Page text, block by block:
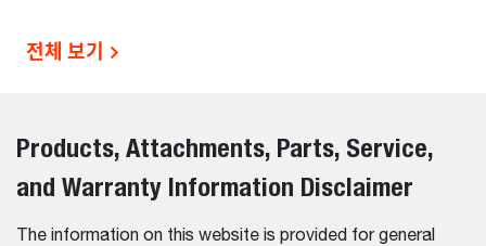
전체 보기
Products, Attachments, Parts, Service,
and Warranty Information Disclaimer
The information on this website is provided for general